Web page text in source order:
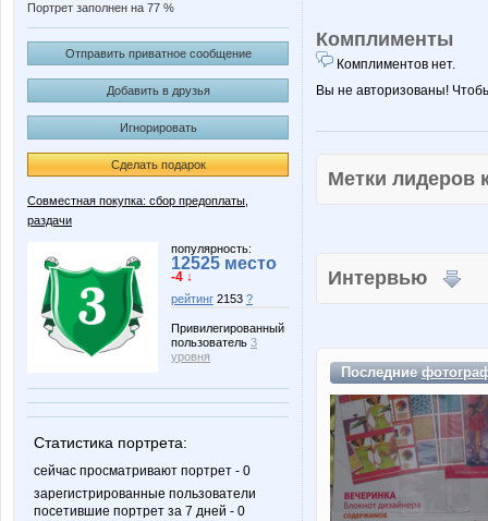
Портрет заполнен на 77 %
Отправить приватное сообщение
Добавить в друзья
Игнорировать
Сделать подарок
Совместная покупка: сбор предоплаты,
раздачи
популярность:
12525 место
-4 ↓
рейтинг 2153 ?
Привилегированный
пользователь 3
уровня
Статистика портрета:
сейчас просматривают портрет - 0
зарегистрированные пользователи
посетившие портрет за 7 дней - 0
Комплименты
Комплиментов нет.
Вы не авторизованы!
Метки
Интервью
Последние